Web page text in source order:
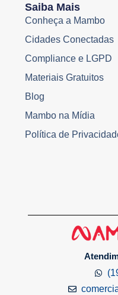
Saiba Mais
Conheça a Mambo
Cidades Conectadas
Compliance e LGPD
Materiais Gratuitos
Blog
Mambo na Mídia
Política de